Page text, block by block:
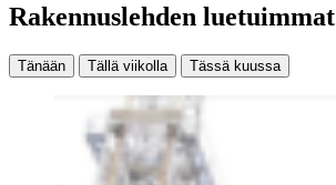
Rakennuslehden luetuimmat
Tänään Tällä viikolla Tässä kuussa